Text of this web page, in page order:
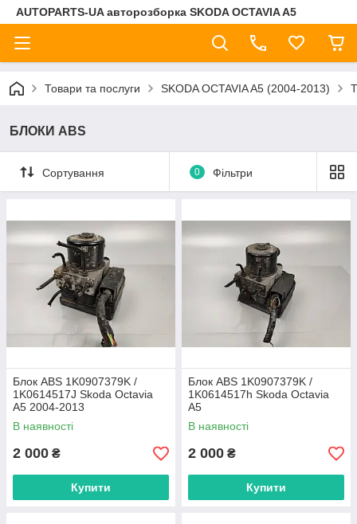
AUTOPARTS-UA авторозборка SKODA OCTAVIA A5
Товари та послуги SKODA OCTAVIA A5 (2004-2013)
БЛОКИ ABS
Сортування 0 Фільтри
Блок ABS 1K0907379K /
1K0614517J Skoda Octavia
А5 2004-2013
В наявності
2 000 ₴
Купити
Блок ABS 1K0907379K /
1K0614517h Skoda Octavia
A5
В наявності
2 000 ₴
Купити